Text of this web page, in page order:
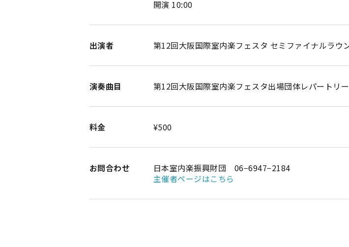
開演 10:00
出演者 第12回大阪国際室内楽フェスタ セミファイナルラウ
演奏曲目 第12回大阪国際室内楽フェスタ出場団体レパートリー
料金 ¥500
お問合わせ
日本室内楽振興財団 06−6947−2184
主催者ページはこちら